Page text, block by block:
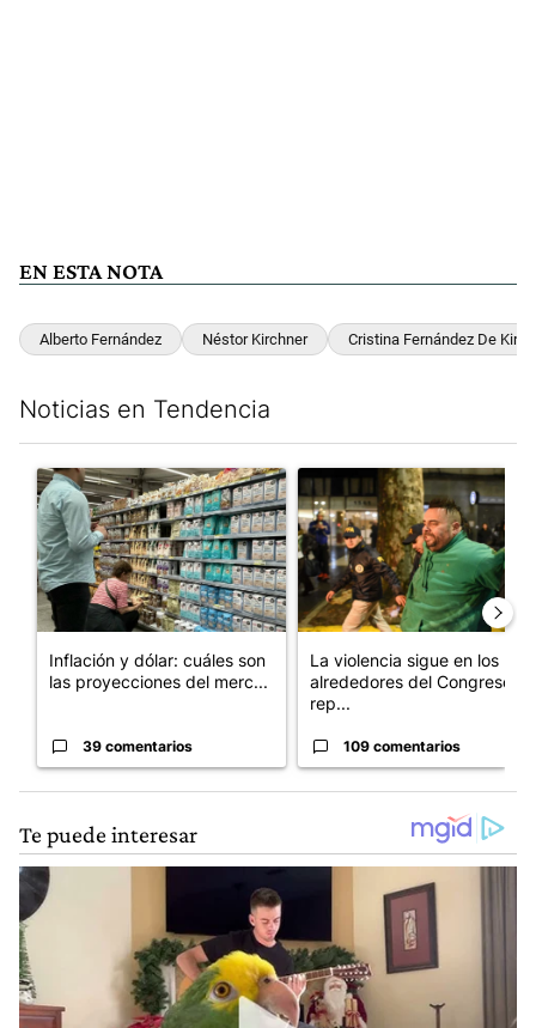
EN ESTA NOTA
Alberto Fernández Néstor Kirchner Cristina Fernández De
Noticias en Tendencia
Un artículo de tendencia con el título "Inflación y dólar: cuáles
Inflación y dólar: cuáles son
las proyecciones del merc...
39 comentarios
Un artículo de tendencia con
La violencia sigue en los
alrededores del Congreso:
rep...
109 comentarios